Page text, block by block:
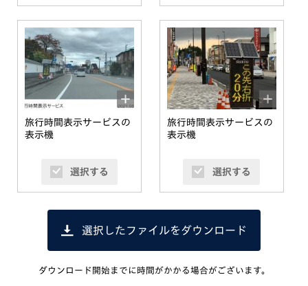
旅行時間表示サービスの
表示機
選択する
旅行時間表示サービスの
表示機
選択する
選択したファイルをダウンロード
ダウンロード開始までに時間がかかる場合がございます。